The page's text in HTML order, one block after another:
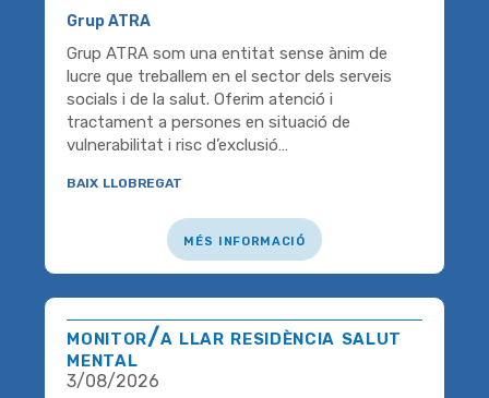
Grup ATRA
Grup ATRA som una entitat sense ànim de
lucre que treballem en el sector dels serveis
socials i de la salut. Oferim atenció i
tractament a persones en situació de
vulnerabilitat i risc d’exclusió…
baix llobregat
més informació
monitor/a llar residència salut
mental
3/08/2026